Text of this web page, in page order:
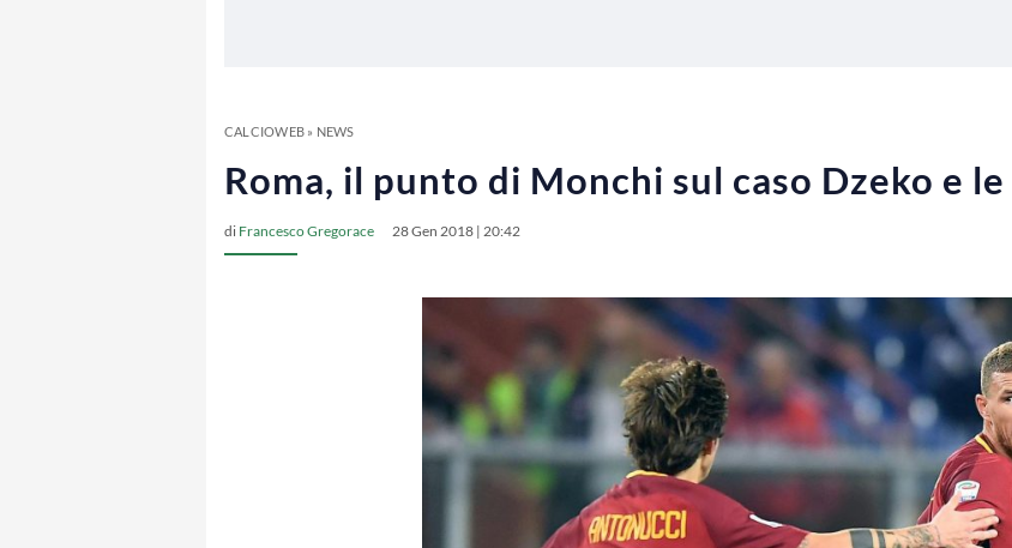
CALCIOWEB» NEWS
Roma, il punto di Monchi sul caso Dzeko e
di Francesco Gregorace 28 Gen 2018 | 20:42